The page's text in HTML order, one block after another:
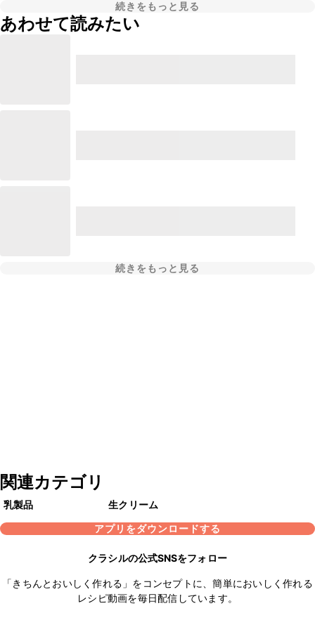
続きをもっと見る
あわせて読みたい
続きをもっと見る
関連カテゴリ
乳製品
生クリーム
アプリをダウンロードする
クラシルの公式SNSをフォロー
「きちんとおいしく作れる」をコンセプトに、簡単においしく作れる
レシピ動画を毎日配信しています。